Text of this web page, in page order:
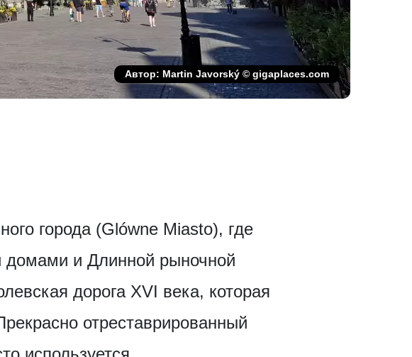
Автор: Martin Javorský © gigaplaces.com
города (Glówne Miasto), где
домами и Длинной рыночной
дорога XVI века, которая
отреставрированный